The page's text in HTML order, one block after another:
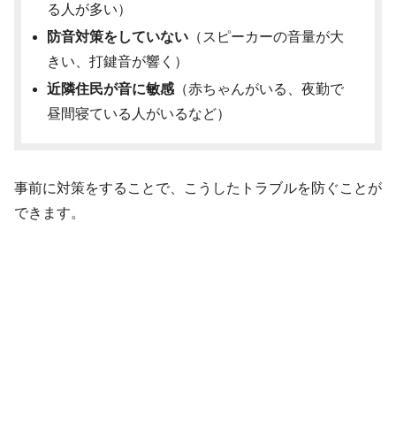
る人が多い）
防音対策をしていない （スピーカーの音量が大
きい、打鍵音が響く）
近隣住民が音に敏感 （赤ちゃんがいる、夜勤で
昼間寝ている人がいるなど）
事前に対策をすることで、こうしたトラブルを防ぐことが
できます。